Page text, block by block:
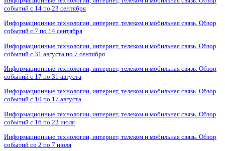
событий с 14 по 23 сентября
Информационные технологии, интернет, телеком и мобильная связь. Обзор
событий с 7 по 14 сентября
Информационные технологии, интернет, телеком и мобильная связь. Обзор
событий с 31 августа по 7 сентября
Информационные технологии, интернет, телеком и мобильная связь. Обзор
событий с 17 по 31 августа
Информационные технологии, интернет, телеком и мобильная связь. Обзор
событий с 10 по 17 августа
Информационные технологии, интернет, телеком и мобильная связь. Обзор
событий с 16 по 22 июля
Информационные технологии, интернет, телеком и мобильная связь. Обзор
событий со 2 по 7 июля